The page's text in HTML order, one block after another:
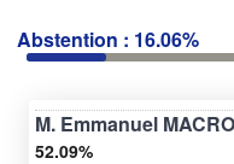
Abstention : 16.06%
M. Emmanuel
52.09%